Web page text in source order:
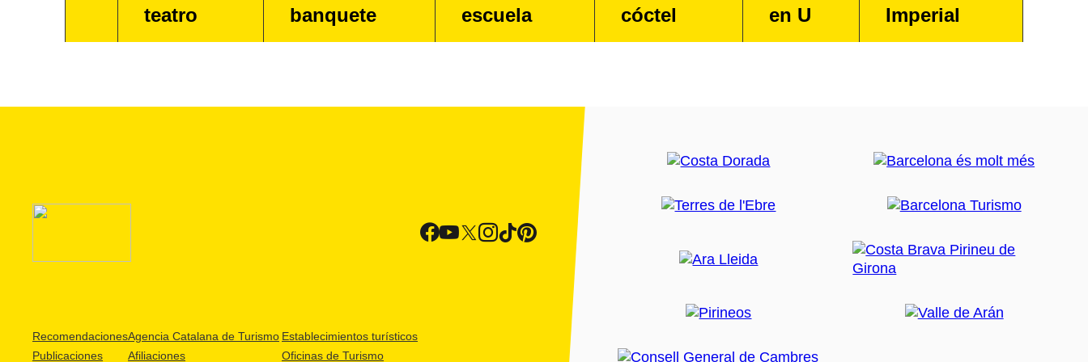
teatro
banquete
escuela
cóctel
en U
Imperial
Recomendaciones
Publicaciones
Agencia Catalana de Turismo
Afiliaciones
Establecimientos turísticos
Oficinas de Turismo